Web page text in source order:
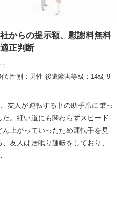
からの提示額、慰謝料無料
正判断
代 性別：男性 後遺障害等級：14級 9
友人が運転する車の助手席に乗っ
た。細い道にも関わらずスピード
ん上がっていったため運転手を見
、友人は居眠り運転をしており、